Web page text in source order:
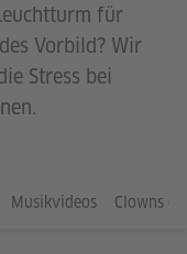
für
Vorbild? Wir
Stress bei
Musikvideos Clowns